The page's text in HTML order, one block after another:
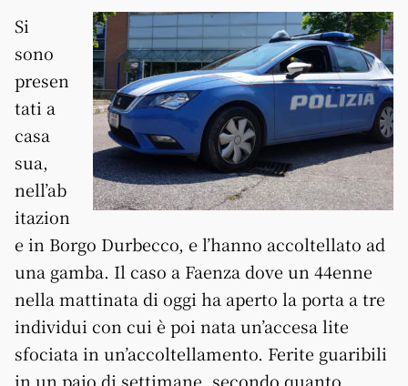
Si
sono
presen
tati a
casa
sua,
nell’ab
itazion
e in Borgo Durbecco, e l’hanno accoltellato ad
una gamba. Il caso a Faenza dove un 44enne
nella mattinata di oggi ha aperto la porta a tre
individui con cui è poi nata un’accesa lite
sfociata in un’accoltellamento. Ferite guaribili
in un paio di settimane, secondo quanto